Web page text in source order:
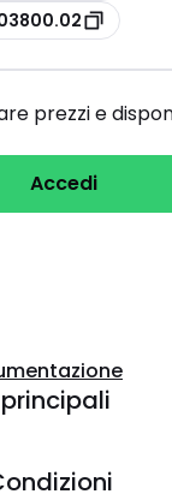
prezzi e
Accedi